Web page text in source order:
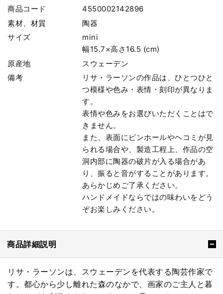
商品コード
4550002142896
素材、材質
陶器
サイズ
mini
幅15.7×高さ16.5 (cm)
原産地
スウェーデン
備考
リサ・ラーソンの作品は、ひとつひと
つ模様や色み・表情・刻印が異なりま
す。
表情や色みをお選びいただくことはで
きません。
また、表面にピンホールやヘコミが見
られる場合や、製造工程上、作品の空
洞内部に陶器の破片が入る場合があ
り、振ると音がすることがあります。
あらかじめご了承ください。
ハンドメイドならではの味わいをどう
ぞお楽しみください。
商品詳細説明
リサ・ラーソンは、スウェーデンを代表する陶芸作家で
す。都心から少し離れた森のなかで、画家のご主人と暮